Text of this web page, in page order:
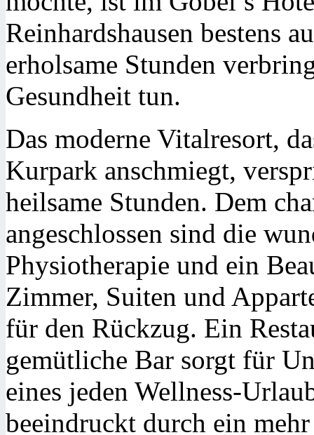
Reinhardshausen bestens
erholsame Stunden
Gesundheit tun.
Das moderne Vitalresort,
Kurpark anschmiegt,
heilsame Stunden. Dem
angeschlossen sind die
Physiotherapie und ein
Zimmer, Suiten und
für den Rückzug. Ein
gemütliche Bar sorgt für
eines jeden Wellness-
beeindruckt durch ein